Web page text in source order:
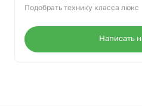
Подобрать технику класса люкс
Написать